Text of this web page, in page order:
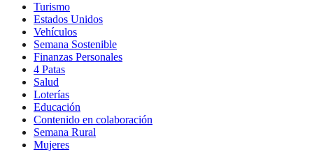
Turismo
Estados Unidos
Vehículos
Semana Sostenible
Finanzas Personales
4 Patas
Salud
Loterías
Educación
Contenido en colaboración
Semana Rural
Mujeres